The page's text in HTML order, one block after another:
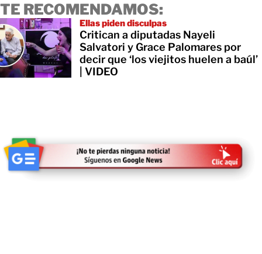
TE RECOMENDAMOS:
Ellas piden disculpas
Critican a diputadas Nayeli
Salvatori y Grace Palomares por
decir que ‘los viejitos huelen a baúl’
| VIDEO